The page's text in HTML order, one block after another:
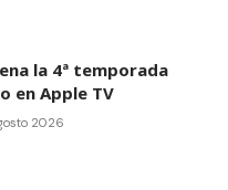
la 4ª temporada
en Apple TV
2026